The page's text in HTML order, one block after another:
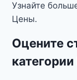
Узнайте
Цены.
Оцените